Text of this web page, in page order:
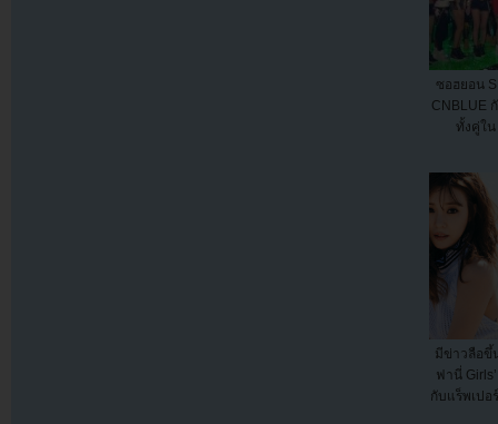
ซอฮยอน
CNBLUE
ทั้งคู่ใน
มีข่าวลือขึ้
ฟานี่
กับแร็พเปอ